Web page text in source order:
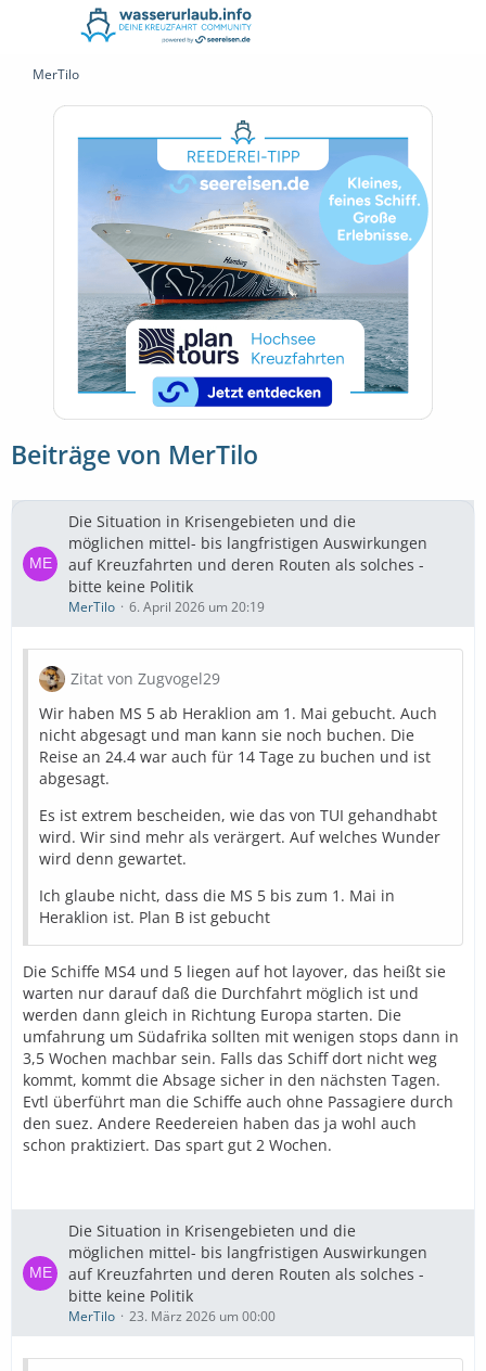
MerTilo
Beiträge von MerTilo
Die Situation in Krisengebieten und die
möglichen mittel- bis langfristigen Auswirkungen
auf Kreuzfahrten und deren Routen als solches -
bitte keine Politik
MerTilo 6. April 2026 um 20:19
Zitat von Zugvogel29
Wir haben MS 5 ab Heraklion am 1. Mai gebucht. Auch
nicht abgesagt und man kann sie noch buchen. Die
Reise an 24.4 war auch für 14 Tage zu buchen und ist
abgesagt.
Es ist extrem bescheiden, wie das von TUI gehandhabt
wird. Wir sind mehr als verärgert. Auf welches Wunder
wird denn gewartet.
Ich glaube nicht, dass die MS 5 bis zum 1. Mai in
Heraklion ist. Plan B ist gebucht
Die Schiffe MS4 und 5 liegen auf hot layover, das heißt sie
warten nur darauf daß die Durchfahrt möglich ist und
werden dann gleich in Richtung Europa starten. Die
umfahrung um Südafrika sollten mit wenigen stops dann in
3,5 Wochen machbar sein. Falls das Schiff dort nicht weg
kommt, kommt die Absage sicher in den nächsten Tagen.
Evtl überführt man die Schiffe auch ohne Passagiere durch
den suez. Andere Reedereien haben das ja wohl auch
schon praktiziert. Das spart gut 2 Wochen.
Die Situation in Krisengebieten und die
möglichen mittel- bis langfristigen Auswirkungen
auf Kreuzfahrten und deren Routen als solches -
bitte keine Politik
MerTilo 23. März 2026 um 00:00